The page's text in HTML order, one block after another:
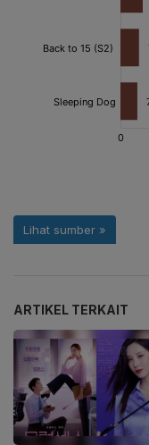
ARTIKEL TERKAIT